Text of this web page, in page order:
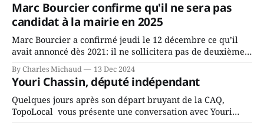
Marc Bourcier confirme qu'il ne sera pas
candidat à la mairie en 2025
Marc Bourcier a confirmé jeudi le 12 décembre ce qu’il
avait annoncé dès 2021: il ne sollicitera pas de deuxième
fait l’annonce en s’adressant aux employés de la ville,
rassemblés en soirée pour leur traditionnel souper
By Charles Michaud 13 Dec 2024
Youri Chassin, député indépendant
Quelques jours après son départ bruyant de la CAQ,
TopoLocal vous présente une conversation avec Youri